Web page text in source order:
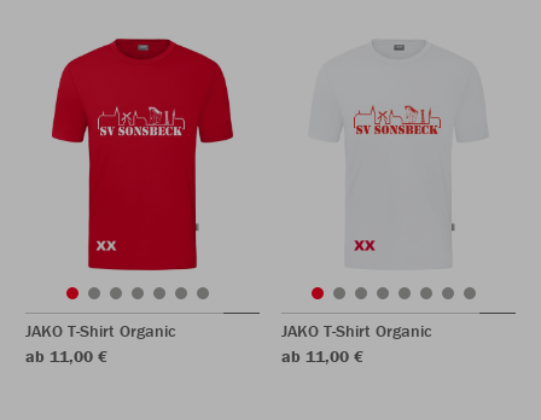
JAKO T-Shirt Organic
ab 11,00 €
JAKO T-Shirt Organic
ab 11,00 €